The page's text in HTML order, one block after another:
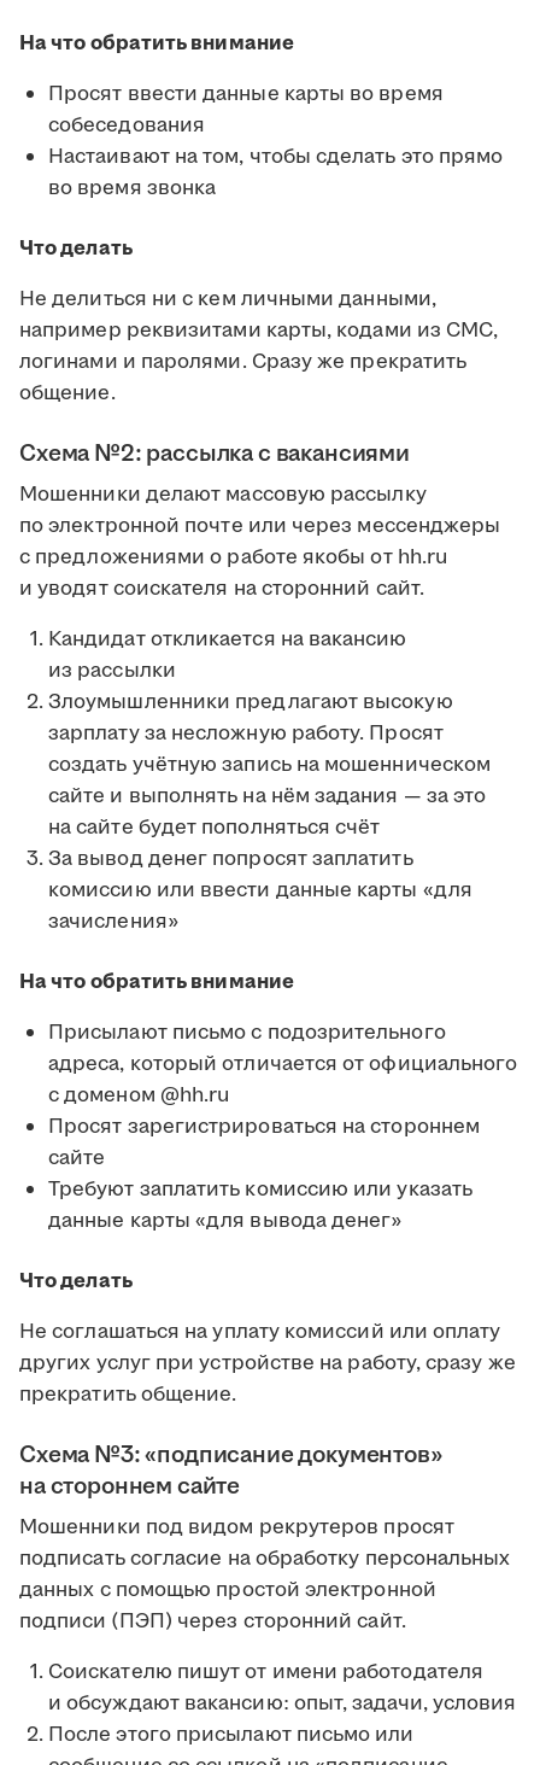
На что обратить внимание
Просят ввести данные карты во время
собеседования
Настаивают на том, чтобы сделать это прямо
во время звонка
Что делать
Не делиться ни с кем личными данными,
например реквизитами карты, кодами из СМС,
логинами и паролями. Сразу же прекратить
общение.
Схема №2: рассылка с вакансиями
Мошенники делают массовую рассылку
по электронной почте или через мессенджеры
с предложениями о работе якобы от hh.ru
и уводят соискателя на сторонний сайт.
Кандидат откликается на вакансию
из рассылки
Злоумышленники предлагают высокую
зарплату за несложную работу. Просят
создать учётную запись на мошенническом
сайте и выполнять на нём задания — за это
на сайте будет пополняться счёт
За вывод денег попросят заплатить
комиссию или ввести данные карты «для
зачисления»
На что обратить внимание
Присылают письмо с подозрительного
адреса, который отличается от официального
с доменом @hh.ru
Просят зарегистрироваться на стороннем
сайте
Требуют заплатить комиссию или указать
данные карты «для вывода денег»
Что делать
Не соглашаться на уплату комиссий или оплату
других услуг при устройстве на работу, сразу же
прекратить общение.
Схема №3: «подписание документов»
на стороннем сайте
Мошенники под видом рекрутеров просят
подписать согласие на обработку персональных
данных с помощью простой электронной
подписи (ПЭП) через сторонний сайт.
Соискателю пишут от имени работодателя
и обсуждают вакансию: опыт, задачи, условия
После этого присылают письмо или